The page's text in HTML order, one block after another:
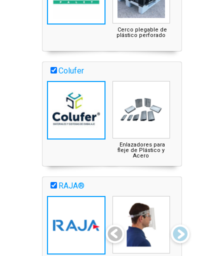
Cerco plegable de
plástico perforado
Colufer
Enlazadores para
fleje de Plástico y
Acero
RAJA®